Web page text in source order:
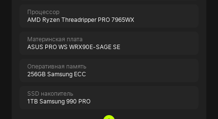
Процессор
AMD Ryzen Threadripper PRO 7965WX
Материнская плата
ASUS PRO WS WRX90E-SAGE SE
Оперативная память
256GB Samsung ECC
SSD накопитель
1TB Samsung 990 PRO